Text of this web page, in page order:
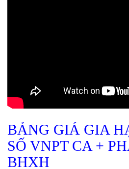
BẢNG GIÁ GIA
SỐ VNPT CA +
BHXH